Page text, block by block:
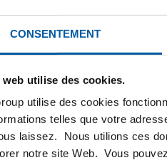
CONSENTEMENT
web utilise des cookies.
utilise des cookies
telles que votre
laissez. Nous utilions ces
notre site Web. Vous
PRODUIT LISTE DE